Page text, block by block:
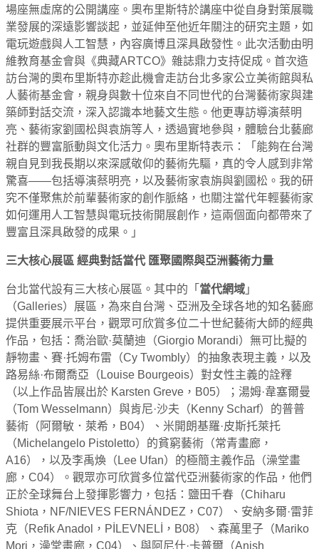
場座無虛席的公開講座。奧布里斯特於講座中從自身對策展職
業發展的深遠影響談起，並延伸至他近年關注的研究主題，如
電玩遊戲與人工智慧，內容廣博且深具啟發性。此次活動由明
維教育基金會與《典藏ARTCO》雜誌鼎力支持促成。首次造
訪台灣的奧布里斯特亦趁此機會走訪台北多家公立美術館與私
人藝術基金會，親身與數十位來自不同世代的台灣藝術家與建
築師對話交流，深入認識本地藝文生態。他更專訪導演蔡明
亮、藝術家劉國松與袁旃等人，透過實地參與，體驗台北藝廊
社群的豐富脈動與文化活力。奧布里斯特表示：「能夠在台灣
親自見到我長期以來深感敬仰的藝術先驅，真的令人感到非常
驚喜——包括導演蔡明亮，以及藝術家袁旃與劉國松。我的研
究不僅聚焦於前輩藝術家的創作脈絡，也關注當代年輕藝術家
如何運用人工智慧與電玩技術開展創作，這兩個面向都帶來了
豐富且深具啟發的成果。」
三大核心展區 經典對話當代 匯聚國際與亞洲藝術力量
台北當代設有三大核心展區。其中的「 當代網域 」
（Galleries）展區，為來自台灣、亞洲及全球各地的知名藝廊
提供重要展示平台，觀眾可欣賞多位二十世紀藝術大師的經典
作品，包括：喬治歐·莫蘭迪（Giorgio Morandi）無可比擬的
靜物畫、賽·托姆布雷（Cy Twombly）的抽象表現主義，以及
路易絲·布爾喬亞（Louise Bourgeois）對女性主義的詮釋
（以上作品皆展出於 Karsten Greve，B05）；湯姆·韋塞爾曼
（Tom Wesselmann）與肯尼·沙夫（Kenny Scharf）的普普
藝術（阿爾敏．萊希，B04）、米開朗基羅·皮斯托萊托
（Michelangelo Pistoletto）的貧窮藝術（常青畫廊，
A16），以及李禹煥（Lee Ufan）的極簡主義作品（澡堂畫
廊，C04）。觀眾亦可欣賞多位當代亞洲藝術家的作品，他們
正於全球舞台上發揮影響力，包括：鹽田千春（Chiharu
Shiota，NF/NIEVES FERNÁNDEZ，C07）、安納多爾·雷菲
克（Refik Anadol，PİLEVNELİ，B08）、森萬里子（Mariko
Mori，澡堂畫廊，C04）、與阿尼什·卡普爾（Anish